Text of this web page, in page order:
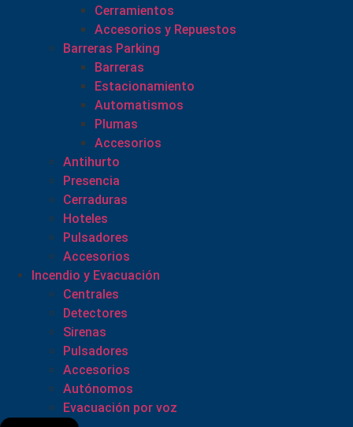
Cerramientos
Accesorios y Repuestos
Barreras Parking
Barreras
Estacionamiento
Automatismos
Plumas
Accesorios
Antihurto
Presencia
Cerraduras
Hoteles
Pulsadores
Accesorios
Incendio y Evacuación
Centrales
Detectores
Sirenas
Pulsadores
Accesorios
Autónomos
Evacuación por voz